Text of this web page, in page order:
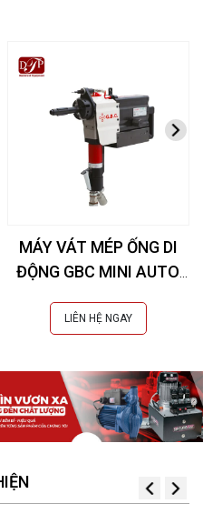
MÁY VÁT MÉP ỐNG DI
ĐỘNG GBC MINI AUTO
mm)
LIÊN HỆ NGAY